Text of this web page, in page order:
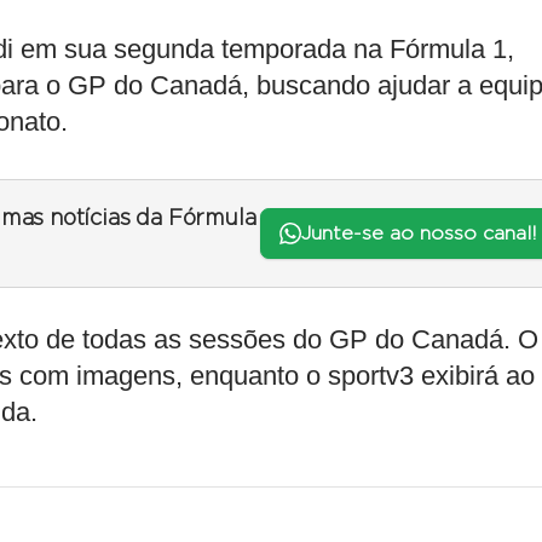
em sua segunda temporada na Fórmula 1,
o GP do Canadá, buscando ajudar a
notícias da Fórmula
Junte-se ao nosso canal!
de todas as sessões do GP do Canadá. O
com imagens, enquanto o sportv3 exibirá ao